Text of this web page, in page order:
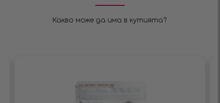
Какво може да има в кутията?